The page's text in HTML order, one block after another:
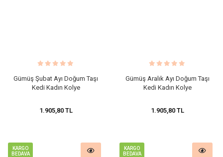
Gümüş Şubat Ayı Doğum Taşı
Kedi Kadın Kolye
1.905,80 TL
Gümüş Aralık Ayı Doğum Taşı
Kedi Kadın Kolye
1.905,80 TL
KARGO
BEDAVA
KARGO
BEDAVA